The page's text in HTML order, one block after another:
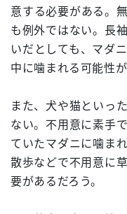
意する必要がある。
も例外ではない。長
いだとしても、マダ
中に噛まれる可能性が
また、犬や猫といっ
ない。不用意に素手
ていたマダニに噛ま
散歩などで不用意に
要があるだろう。